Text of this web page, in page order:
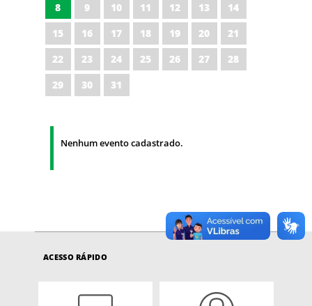
8
9 10 11 12 13
14
15
16 17 18 19 20
21
22
23 24 25 26 27
28
29
30 31
Nenhum evento cadastrado.
ACESSO RÁPIDO